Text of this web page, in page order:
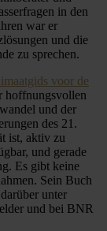
in den
war er
und die
zu sprechen.
voor de
hoffnungsvollen
und der
des 21.
ist, aktiv zu
und gerade
Es gibt keine
Sein Buch
unter
und bei BNR